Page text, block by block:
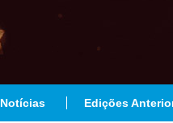
Notícias Edições